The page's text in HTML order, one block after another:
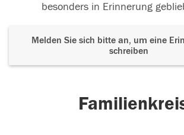
besonders in Erinnerung
Melden Sie sich bitte an, um eine
schreiben